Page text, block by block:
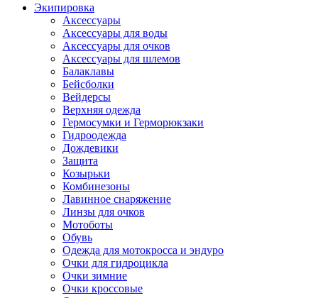
Экипировка
Аксессуары
Аксессуары для воды
Аксессуары для очков
Аксессуары для шлемов
Балаклавы
Бейсболки
Вейдерсы
Верхняя одежда
Гермосумки и Герморюкзаки
Гидроодежда
Дождевики
Защита
Козырьки
Комбинезоны
Лавинное снаряжение
Линзы для очков
Мотоботы
Обувь
Одежда для мотокросса и эндуро
Очки для гидроцикла
Очки зимние
Очки кроссовые